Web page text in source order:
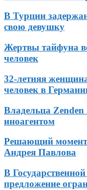
В Турции
свою девушку
Жертвы тайфуна
человек
32-летняя
человек в
Владельца
иноагентом
Решающий момент
Андрея Павлова
В
предложение